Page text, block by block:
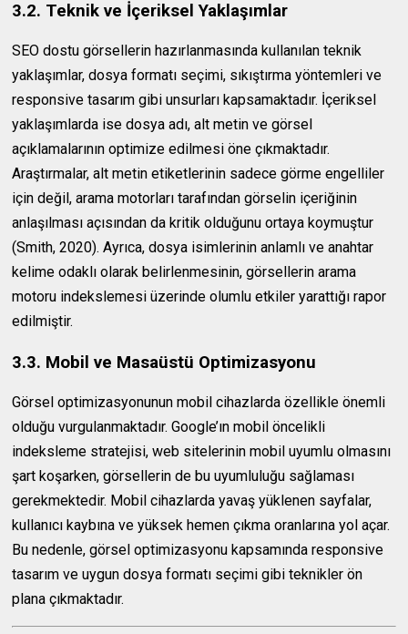
3.2. Teknik ve İçeriksel Yaklaşımlar
SEO dostu görsellerin hazırlanmasında kullanılan teknik
yaklaşımlar, dosya formatı seçimi, sıkıştırma yöntemleri ve
responsive tasarım gibi unsurları kapsamaktadır. İçeriksel
yaklaşımlarda ise dosya adı, alt metin ve görsel
açıklamalarının optimize edilmesi öne çıkmaktadır.
Araştırmalar, alt metin etiketlerinin sadece görme engelliler
için değil, arama motorları tarafından görselin içeriğinin
anlaşılması açısından da kritik olduğunu ortaya koymuştur
(Smith, 2020). Ayrıca, dosya isimlerinin anlamlı ve anahtar
kelime odaklı olarak belirlenmesinin, görsellerin arama
motoru indekslemesi üzerinde olumlu etkiler yarattığı rapor
edilmiştir.
3.3. Mobil ve Masaüstü Optimizasyonu
Görsel optimizasyonunun mobil cihazlarda özellikle önemli
olduğu vurgulanmaktadır. Google’ın mobil öncelikli
indeksleme stratejisi, web sitelerinin mobil uyumlu olmasını
şart koşarken, görsellerin de bu uyumluluğu sağlaması
gerekmektedir. Mobil cihazlarda yavaş yüklenen sayfalar,
kullanıcı kaybına ve yüksek hemen çıkma oranlarına yol açar.
Bu nedenle, görsel optimizasyonu kapsamında responsive
tasarım ve uygun dosya formatı seçimi gibi teknikler ön
plana çıkmaktadır.